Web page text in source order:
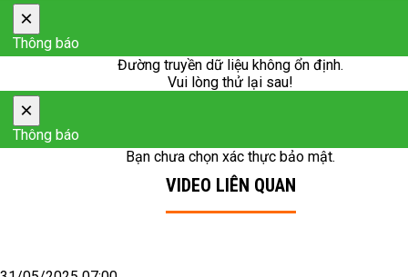
×
Thông báo
Đường truyền dữ liệu không ổn định.
Vui lòng thử lại sau!
×
Thông báo
Bạn chưa chọn xác thực bảo mật.
VIDEO LIÊN QUAN